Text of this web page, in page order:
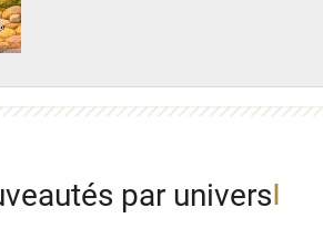
par univers